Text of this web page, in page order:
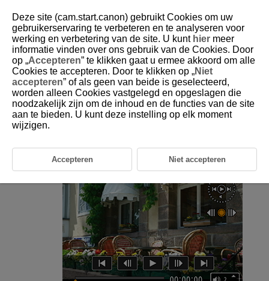
D180-141
De eerste en laatste scènes van
een video bewerken
U kunt de eerste en laatste beelden van een video bewerken in
tussenstappen van circa 1 seconde.
Onderbreek video afspelen.
Deze site (cam.start.canon) gebruikt Cookies om uw
gebruikerservaring te verbeteren en te analyseren voor
werking en verbetering van de site. U kunt hier meer
informatie vinden over ons gebruik van de Cookies. Door
op „Accepteren” te klikken gaat u ermee akkoord om alle
Cookies te accepteren. Door te klikken op „Niet
accepteren” of als geen van beide is geselecteerd,
worden alleen Cookies vastgelegd en opgeslagen die
noodzakelijk zijn om de inhoud en de functies van de site
aan te bieden. U kunt deze instelling op elk moment
wijzigen.
Accepteren Niet accepteren